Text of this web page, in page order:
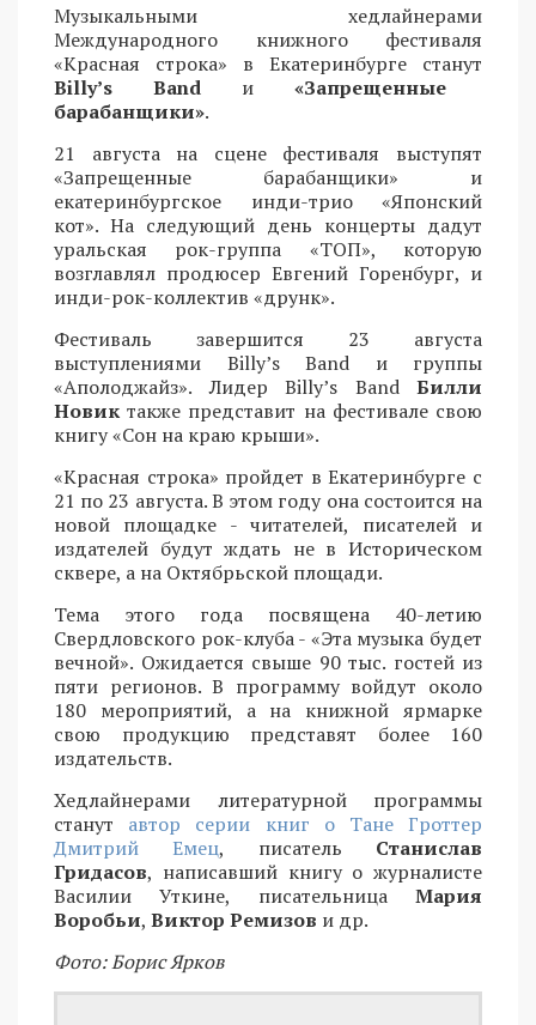
Музыкальными хедлайнерами
Международного книжного фестиваля
«Красная строка» в Екатеринбурге станут
Billy’s Band и «Запрещенные
барабанщики».
21 августа на сцене фестиваля выступят
«Запрещенные барабанщики» и
екатеринбургское инди-трио «Японский
кот». На следующий день концерты дадут
уральская рок-группа «ТОП», которую
возглавлял продюсер Евгений Горенбург, и
инди-рок-коллектив «друнк».
Фестиваль завершится 23 августа
выступлениями Billy’s Band и группы
«Аполоджайз». Лидер Billy’s Band Билли
Новик также представит на фестивале свою
книгу «Сон на краю крыши».
«Красная строка» пройдет в Екатеринбурге с
21 по 23 августа. В этом году она состоится на
новой площадке - читателей, писателей и
издателей будут ждать не в Историческом
сквере, а на Октябрьской площади.
Тема этого года посвящена 40-летию
Свердловского рок-клуба - «Эта музыка будет
вечной». Ожидается свыше 90 тыс. гостей из
пяти регионов. В программу войдут около
180 мероприятий, а на книжной ярмарке
свою продукцию представят более 160
издательств.
Хедлайнерами литературной программы
станут автор серии книг о Тане Гроттер
Дмитрий Емец, писатель Станислав
Гридасов, написавший книгу о журналисте
Василии Уткине, писательница Мария
Воробьи, Виктор Ремизов и др.
Фото: Борис Ярков